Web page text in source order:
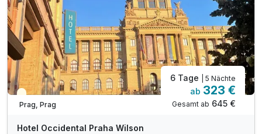
Teilweise ausgelastet
Prag, Prag
6 Tage | 5 Nächte
ab 323 €
Gesamt ab 645 €
Hotel Occidental Praha Wilson